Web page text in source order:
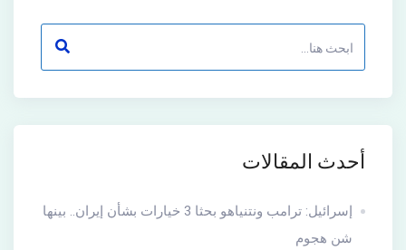
أحدث المقالات
إسرائيل: ترامب ونتنياهو بحثا 3 خيارات بشأن إيران.. بينها
شن هجوم